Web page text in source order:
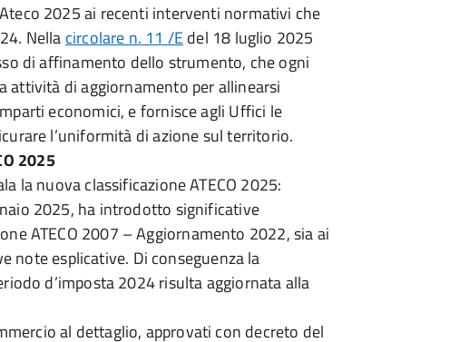
2025 ai recenti interventi normativi che
Nella circolare n. 11 /Edel 18 luglio 2025
di affinamento dello strumento, che ogni
attività di aggiornamento per allinearsi
economici, e fornisce agli Uffici le
l’uniformità di azione sul territorio.
2025
la nuova classificazione ATECO 2025:
2025, ha introdotto significative
ATECO 2007 – Aggiornamento 2022, sia ai
note esplicative. Di conseguenza la
d’imposta 2024 risulta aggiornata alla
al dettaglio, approvati con decreto del